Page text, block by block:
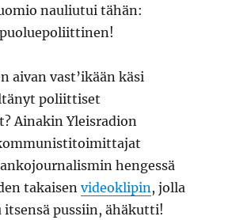
nauliutui tähän:
aivan vast’ikään käsi
poliittiset
Ainakin Yleisradion
hengessä
takaisenvideoklipin, jolla
itsensä pussiin, ähäkutti!